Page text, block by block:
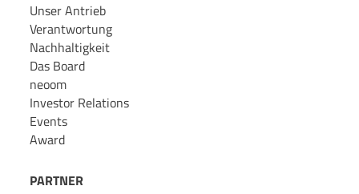
Unser Antrieb
Verantwortung
Nachhaltigkeit
Das Board
neoom
Investor Relations
Events
Award
PARTNER